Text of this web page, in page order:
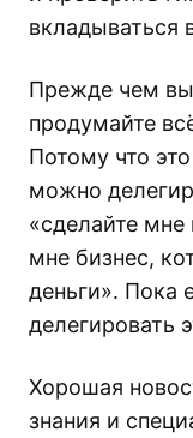
вкладываться
Прежде чем вы
продумайте
Потому что
можно
«сделайте мне
мне бизнес,
деньги». Пока
делегировать
Хорошая
знания и